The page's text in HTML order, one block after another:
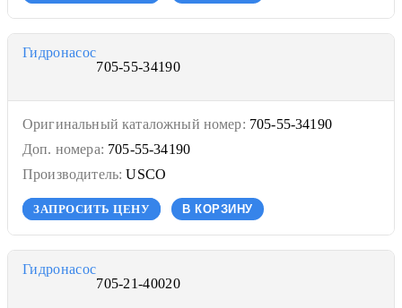
Гидронасос
705-55-34190
Оригинальный каталожный номер: 705-55-34190
Доп. номера: 705-55-34190
Производитель: USCO
ЗАПРОСИТЬ ЦЕНУ В КОРЗИНУ
Гидронасос
705-21-40020